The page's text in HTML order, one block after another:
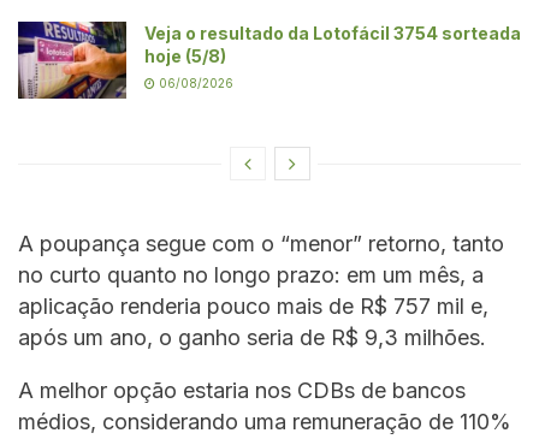
Veja o resultado da Lotofácil 3754 sorteada
hoje (5/8)
06/08/2026
A poupança segue com o “menor” retorno, tanto
no curto quanto no longo prazo: em um mês, a
aplicação renderia pouco mais de R$ 757 mil e,
após um ano, o ganho seria de R$ 9,3 milhões.
A melhor opção estaria nos CDBs de bancos
médios, considerando uma remuneração de 110%